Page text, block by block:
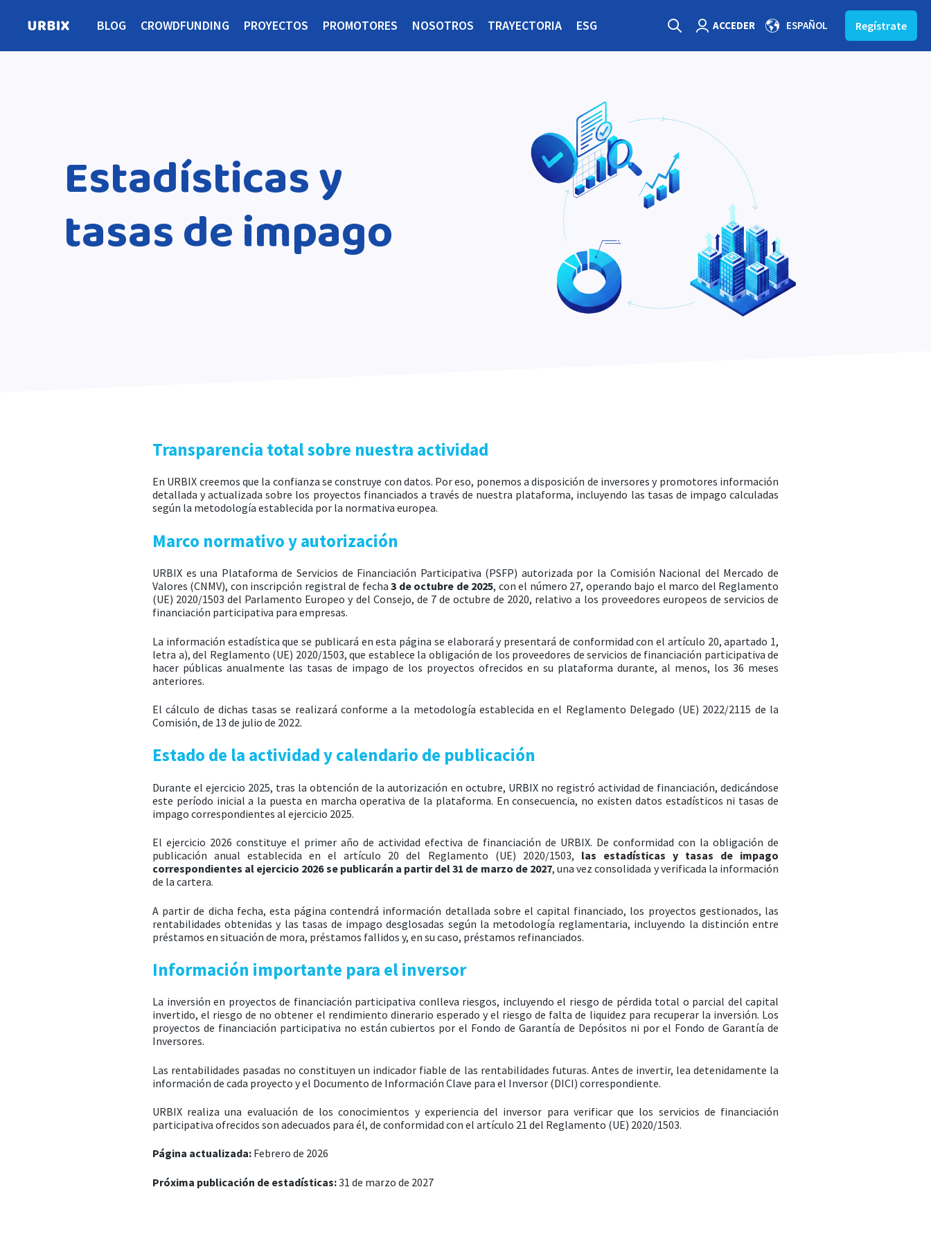
BLOG CROWDFUNDING PROYECTOS PROMOTORES NOSOTROS TRAYECTORIA ESG Open search
Login page
ACCEDER ESPAÑOL
Show submenu for translations
Regístrate
Estadísticas y
tasas de impago
Transparencia total sobre nuestra actividad
En URBIX creemos que la confianza se construye con datos. Por eso, ponemos a disposición de inversores y promotores información
detallada y actualizada sobre los proyectos financiados a través de nuestra plataforma, incluyendo las tasas de impago calculadas
según la metodología establecida por la normativa europea.
Marco normativo y autorización
URBIX es una Plataforma de Servicios de Financiación Participativa (PSFP) autorizada por la Comisión Nacional del Mercado de
Valores (CNMV), con inscripción registral de fecha3 de octubre de 2025, con el número 27, operando bajo el marco del Reglamento
(UE) 2020/1503 del Parlamento Europeo y del Consejo, de 7 de octubre de 2020, relativo a los proveedores europeos de servicios de
financiación participativa para empresas.
La información estadística que se publicará en esta página se elaborará y presentará de conformidad con el artículo 20, apartado 1,
letra a), del Reglamento (UE) 2020/1503, que establece la obligación de los proveedores de servicios de financiación participativa de
hacer públicas anualmente las tasas de impago de los proyectos ofrecidos en su plataforma durante, al menos, los 36 meses
anteriores.
El cálculo de dichas tasas se realizará conforme a la metodología establecida en el Reglamento Delegado (UE) 2022/2115 de la
Comisión, de 13 de julio de 2022.
Estado de la actividad y calendario de publicación
Durante el ejercicio 2025, tras la obtención de la autorización en octubre, URBIX no registró actividad de financiación, dedicándose
este período inicial a la puesta en marcha operativa de la plataforma. En consecuencia, no existen datos estadísticos ni tasas de
impago correspondientes al ejercicio 2025.
El ejercicio 2026 constituye el primer año de actividad efectiva de financiación de URBIX. De conformidad con la obligación de
publicación anual establecida en el artículo 20 del Reglamento (UE) 2020/1503, las estadísticas y tasas de impago
correspondientes al ejercicio 2026 se publicarán a partir del 31 de marzo de 2027, una vez consolidada y verificada la información
de la cartera.
A partir de dicha fecha, esta página contendrá información detallada sobre el capital financiado, los proyectos gestionados, las
rentabilidades obtenidas y las tasas de impago desglosadas según la metodología reglamentaria, incluyendo la distinción entre
préstamos en situación de mora, préstamos fallidos y, en su caso, préstamos refinanciados.
Información importante para el inversor
La inversión en proyectos de financiación participativa conlleva riesgos, incluyendo el riesgo de pérdida total o parcial del capital
invertido, el riesgo de no obtener el rendimiento dinerario esperado y el riesgo de falta de liquidez para recuperar la inversión. Los
proyectos de financiación participativa no están cubiertos por el Fondo de Garantía de Depósitos ni por el Fondo de Garantía de
Inversores.
Las rentabilidades pasadas no constituyen un indicador fiable de las rentabilidades futuras. Antes de invertir, lea detenidamente la
información de cada proyecto y el Documento de Información Clave para el Inversor (DICI) correspondiente.
URBIX realiza una evaluación de los conocimientos y experiencia del inversor para verificar que los servicios de financiación
participativa ofrecidos son adecuados para él, de conformidad con el artículo 21 del Reglamento (UE) 2020/1503.
Página actualizada: Febrero de 2026
Próxima publicación de estadísticas:31 de marzo de 2027